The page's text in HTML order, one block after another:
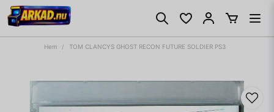
Hem TOM CLANCYS GHOST RECON FUTURE SOLDIER PS3